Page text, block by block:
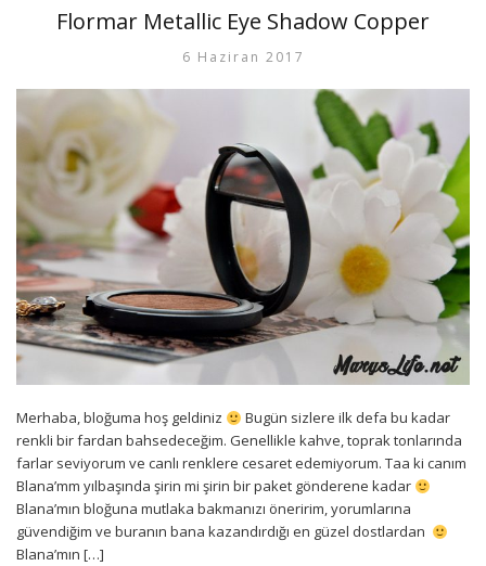
Flormar Metallic Eye Shadow Copper
6 Haziran 2017
Merhaba, bloğuma hoş geldiniz
Bugün sizlere ilk defa bu kadar
renkli bir fardan bahsedeceğim. Genellikle kahve, toprak tonlarında
farlar seviyorum ve canlı renklere cesaret edemiyorum. Taa ki canım
Blana’mm yılbaşında şirin mi şirin bir paket gönderene kadar
Blana’mın bloğuna mutlaka bakmanızı öneririm, yorumlarına
güvendiğim ve buranın bana kazandırdığı en güzel dostlardan
Blana’mın […]